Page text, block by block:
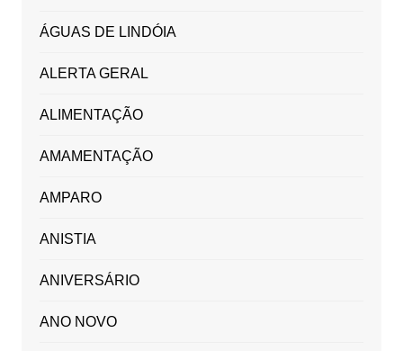
ÁGUAS DE LINDÓIA
ALERTA GERAL
ALIMENTAÇÃO
AMAMENTAÇÃO
AMPARO
ANISTIA
ANIVERSÁRIO
ANO NOVO